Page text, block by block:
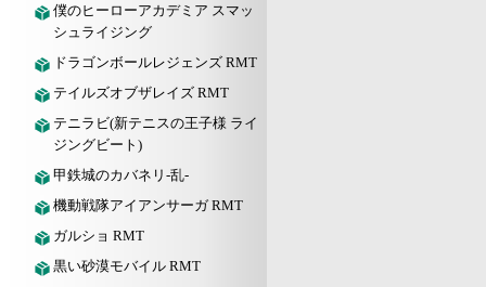
僕のヒーローアカデミア スマッ
シュライジング
ドラゴンボールレジェンズ RMT
テイルズオブザレイズ RMT
テニラビ(新テニスの王子様 ライ
ジングビート)
甲鉄城のカバネリ-乱-
機動戦隊アイアンサーガ RMT
ガルショ RMT
黒い砂漠モバイル RMT